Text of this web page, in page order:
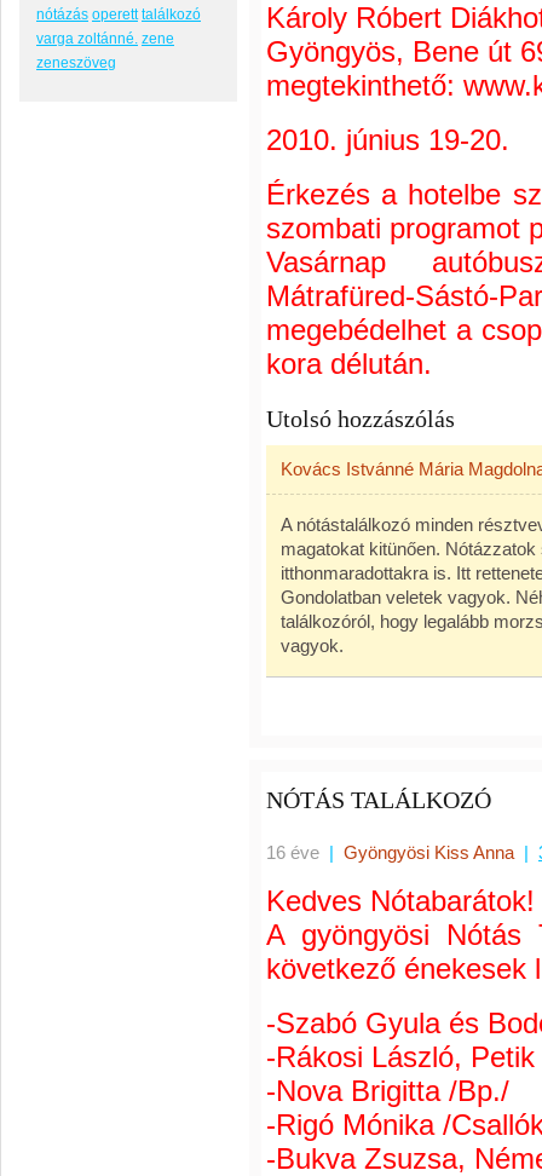
nótázás operett találkozó
varga zoltánné. zene
zeneszöveg
Károly Róbert
Gyöngyös, Bene út
megtekinthető:
2010. június 19-20.
Érkezés a hotelbe
szombati programot
Vasárnap
Mátrafüred-
megebédelhet a
kora délután.
Utolsó hozzászólás
Kovács Istvánné Mária
A nótástalálkozó minden
magatokat kitünően.
itthonmaradottakra is. Itt
Gondolatban veletek vagyok.
találkozóról, hogy legalább
vagyok.
NÓTÁS TALÁLKOZÓ
16 éve | Gyöngyösi Kiss Anna |
Kedves Nótabarátok!
A gyöngyösi
következő énekesek
-Szabó Gyula és
-Rákosi László,
-Nova Brigitta /Bp./
-Rigó Mónika /
-Bukva Zsuzsa,